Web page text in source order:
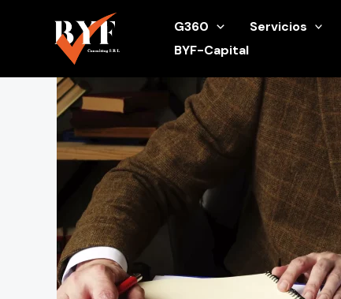
G360 Servicios
BYF-Capital